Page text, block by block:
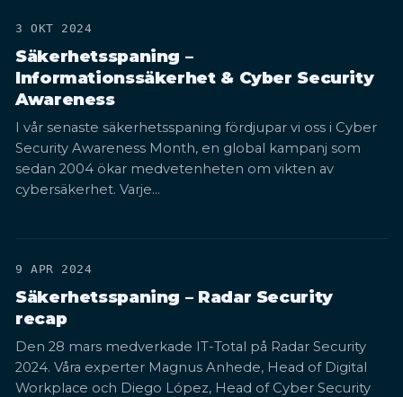
3 OKT 2024
Säkerhetsspaning –
Informationssäkerhet & Cyber Security
Awareness
I vår senaste säkerhetsspaning fördjupar vi oss i Cyber
Security Awareness Month, en global kampanj som
sedan 2004 ökar medvetenheten om vikten av
cybersäkerhet. Varje…
9 APR 2024
Säkerhetsspaning – Radar Security
recap
Den 28 mars medverkade IT-Total på Radar Security
2024. Våra experter Magnus Anhede, Head of Digital
Workplace och Diego López, Head of Cyber Security